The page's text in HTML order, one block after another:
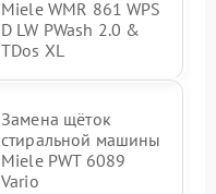
Miele WMR 861 WPS
D LW PWash 2.0 &
TDos XL
Замена щёток
стиральной машины
Miele PWT 6089
Vario